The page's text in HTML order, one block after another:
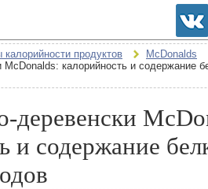
калорийности продуктов
McDonalds
McDonalds: калорийность и содержание
деревенски
и содержание